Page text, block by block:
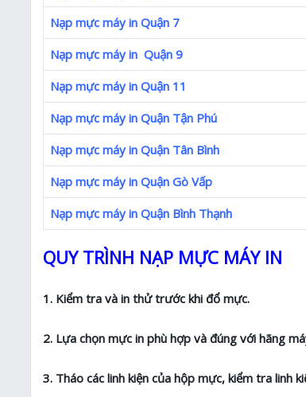
Nạp mực máy in Quận 7
Nạp mực máy in Quận 9
Nạp mực máy in Quận 11
Nạp mực máy in Quận Tận Phú
Nạp mực máy in Quận Tân Bình
Nạp mực máy in Quận Gò Vấp
Nạp mực máy in Quận Bình Thạnh
QUY TRÌNH NẠP MỰC MÁY IN
1. Kiểm tra và in thử trước khi đổ mực.
2. Lựa chọn mực in phù hợp và đúng với hãng
3. Tháo các linh kiện của hộp mực, kiểm tra linh